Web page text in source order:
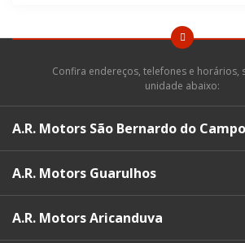
Confira endereços, telefones e horários,
unidade abaixo:
A.R. Motors São Bernardo do Campo
A.R. Motors Guarulhos
A.R. Motors Aricanduva